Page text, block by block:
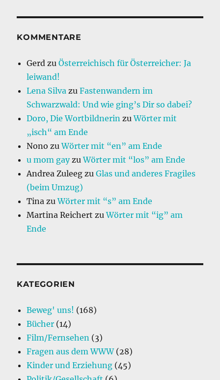
KOMMENTARE
Gerd zuÖsterreichisch für Österreicher: Ja
leiwand!
Lena Silva zuFastenwandern im
Schwarzwald: Und wie ging’s Dir so dabei?
Doro, Die Wortbildnerin zuWörter mit
„isch“ am Ende
Nono zuWörter mit “en” am Ende
u mom gayzuWörter mit “los” am Ende
Andrea Zuleeg zuGlas und anderes Fragiles
(beim Umzug)
Tina zuWörter mit “s” am Ende
Martina Reichert zuWörter mit “ig” am
Ende
KATEGORIEN
Beweg' uns! (168)
Bücher (14)
Film/Fernsehen (3)
Fragen aus dem WWW(28)
Kinder und Erziehung (45)